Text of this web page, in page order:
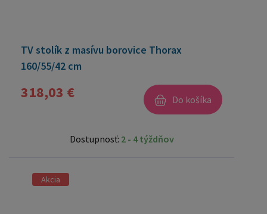
TV stolík z masívu borovice Thorax
160/55/42 cm
318,03 € Do košíka
Dostupnosť: 2 - 4 týždňov
Akcia